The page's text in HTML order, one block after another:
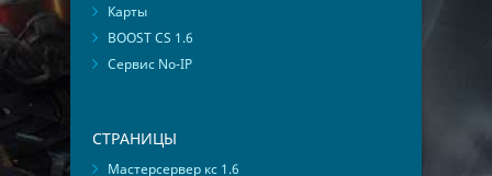
Карты
BOOST CS 1.6
Сервис No-IP
СТРАНИЦЫ
Мастерсервер кс 1.6